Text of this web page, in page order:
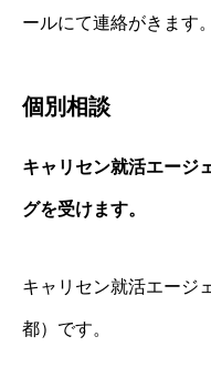
ールにて連絡がきます。
個別相談
キャリセン就活エージ
グを受けます。
キャリセン就活エージ
都）です。